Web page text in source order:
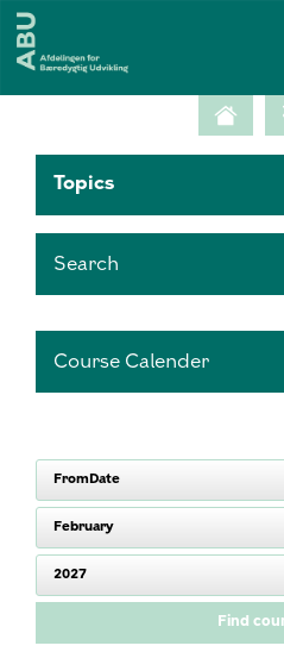
Topics
Search
Course Calender
FromDate
February
2027